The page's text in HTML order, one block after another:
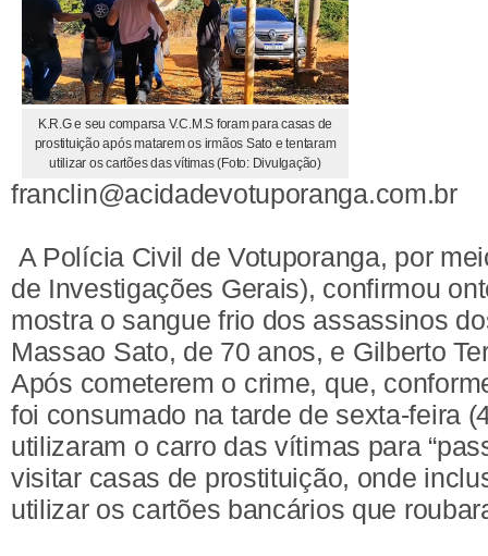
K.R.G e seu comparsa V.C.M.S foram para casas de
prostituição após matarem os irmãos Sato e tentaram
utilizar os cartões das vítimas (Foto: Divulgação)
franclin@acidadevotuporanga.com.br
A Polícia Civil de Votuporanga, por
de Investigações Gerais), confirmou
mostra o sangue frio dos assassinos
Massao Sato, de 70 anos, e Gilberto
Após cometerem o crime, que,
foi consumado na tarde de sexta-feira
utilizaram o carro das vítimas para
visitar casas de prostituição, onde
utilizar os cartões bancários que